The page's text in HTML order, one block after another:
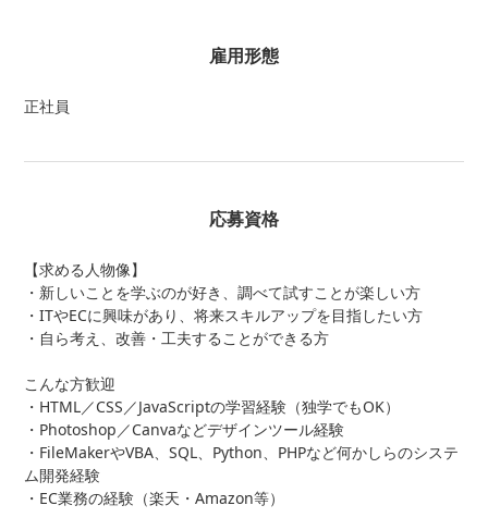
雇用形態
正社員
応募資格
【求める人物像】
・新しいことを学ぶのが好き、調べて試すことが楽しい方
・ITやECに興味があり、将来スキルアップを目指したい方
・自ら考え、改善・工夫することができる方
こんな方歓迎
・HTML／CSS／JavaScriptの学習経験（独学でもOK）
・Photoshop／Canvaなどデザインツール経験
・FileMakerやVBA、SQL、Python、PHPなど何かしらのシステ
ム開発経験
・EC業務の経験（楽天・Amazon等）